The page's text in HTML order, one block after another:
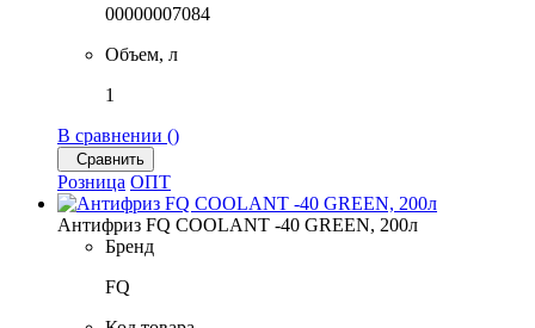
00000007084
Объем, л
1
В сравнении ()
Сравнить
Розница ОПТ
Антифриз FQ COOLANT -40 GREEN, 200л
Бренд
FQ